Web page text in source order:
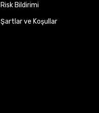
Risk Bildirimi
Şartlar ve Koşullar